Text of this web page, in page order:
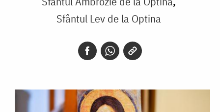
Sfântul Lev de la Optina